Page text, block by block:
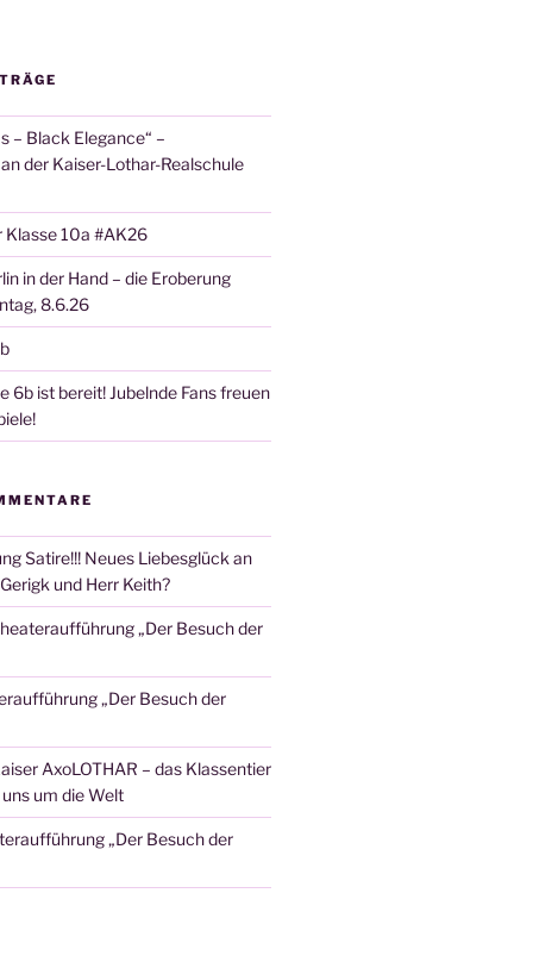
– Black Elegance“ –
der Kaiser-Lothar-Realschule
10a #AK26
in der Hand – die Eroberung
8.6.26
6b ist bereit! Jubelnde Fans freuen
Satire!!! Neues Liebesglück an
und Herr Keith?
„Der Besuch der
„Der Besuch der
AxoLOTHAR – das Klassentier
um die Welt
„Der Besuch der